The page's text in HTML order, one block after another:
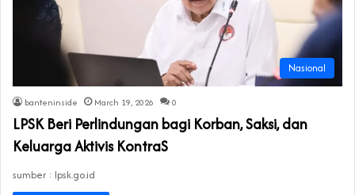
Nasional
banteninside March 19, 2026 0
LPSK Beri Perlindungan bagi Korban, Saksi, dan
Keluarga Aktivis KontraS
sumber : lpsk.go.id